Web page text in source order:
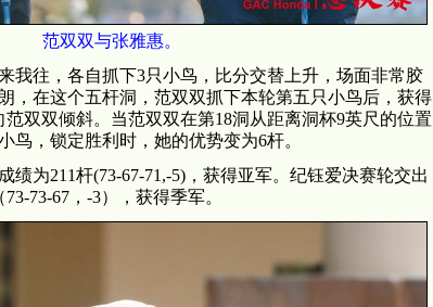
范双双与张雅惠。
我往，各自抓下3只小鸟，比分交替上升，场面非常胶
，在这个五杆洞，范双双抓下本轮第五只小鸟后，获得
双双倾斜。当范双双在第18洞从距离洞杯9英尺的位置
鸟，锁定胜利时，她的优势变为6杆。
为211杆(73-67-71,-5)，获得亚军。纪钰爱决赛轮交出
73-67，-3），获得季军。